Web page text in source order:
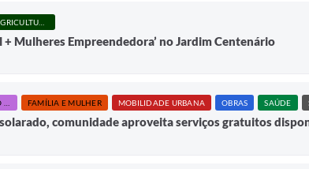
Mulheres Empreendedora’ no Jardim Centenário
FAMÍLIA E MULHER MOBILIDADE URBANA OBRAS SAÚDE
comunidade aproveita serviços gratuitos